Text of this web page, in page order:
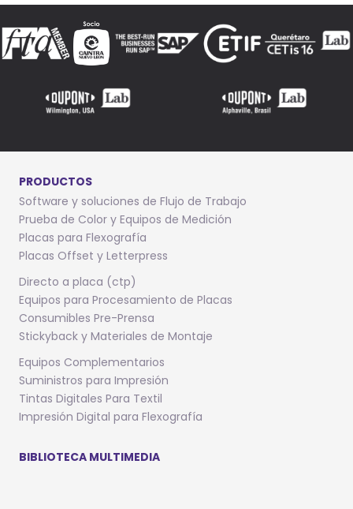
PRODUCTOS
Software y soluciones de Flujo de Trabajo
Prueba de Color y Equipos de Medición
Placas para Flexografía
Placas Offset y Letterpress
Directo a placa (ctp)
Equipos para Procesamiento de Placas
Consumibles Pre-Prensa
Stickyback y Materiales de Montaje
Equipos Complementarios
Suministros para Impresión
Tintas Digitales Para Textil
Impresión Digital para Flexografía
BIBLIOTECA MULTIMEDIA